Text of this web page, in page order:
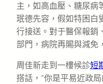
主，如高血壓、糖尿病
珉德先容，假如特困白
行接送。對于醫保報銷
部門，病院再賜與減免
周佳新走到一樓候診短
搭話，“你是平易近政